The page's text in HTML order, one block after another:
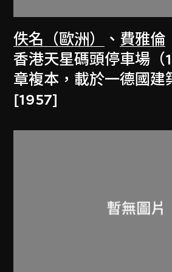
佚名（歐洲） 、 費雅倫
香港天星碼頭停車場（
章複本，載於一德國建
[1957]